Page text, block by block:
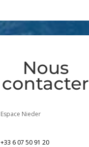
Nous
contacter
Espace Nieder
+33 6 07 50 91 20